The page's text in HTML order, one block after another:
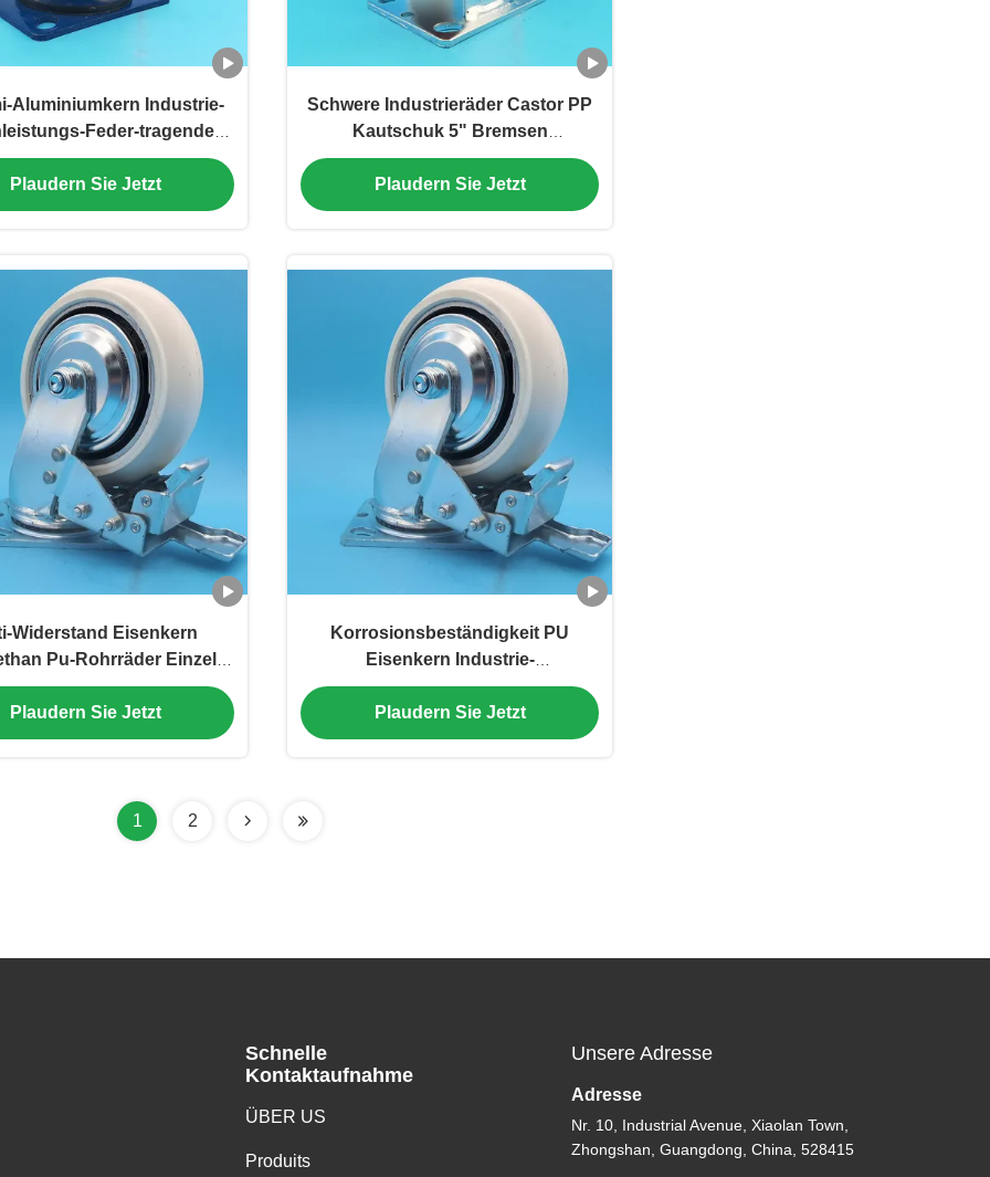
Aluminiumkern Industrie-
Feder-tragende
Einzeln 6" Bremsend
Medizinisch und
Gesundheitswesen
Plaudern Sie Jetzt
Schwere Industrieräder Castor PP
Kautschuk 5" Bremsen
Seitenbremse Drehbremse für
Krankenwagen Krankenhausbetten
fixiert
Plaudern Sie Jetzt
Widerstand Eisenkern
Pu-Rohrräder Einzel 8
Bremse Drehfächer
Holz Kunststoff
Plaudern Sie Jetzt
Korrosionsbeständigkeit PU
Eisenkern Industrie-
Schwerradrollen 6" verriegelbare
Dreh- und Schleifmaschine
Schwerlast
Plaudern Sie Jetzt
1 2
Schnelle
Kontaktaufnahme
ÜBER US
Produits
Unsere Adresse
Adresse
Nr. 10, Industrial Avenue, Xiaolan Town,
Zhongshan, Guangdong, China, 528415